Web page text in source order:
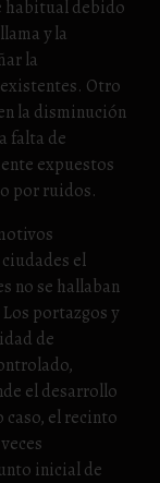
habitual debido
y la
la
Otro
la disminución
falta de
expuestos
por ruidos.
el
no se hallaban
portazgos y
de
el desarrollo
caso, el recinto
inicial de